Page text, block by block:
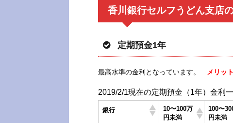
香川銀行セルフうどん支店
定期預金1年
最高水準の金利となっています。 メリッ
2019/2/1現在の定期預金（1年）金利
銀行
10〜100万
円未満
100〜
円未満